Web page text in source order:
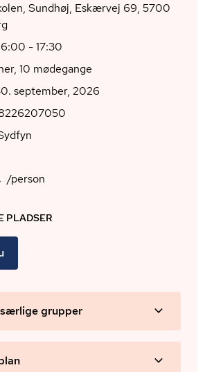
Sundhøj, Eskærvej 69, 5700
- 17:30
10 mødegange
september, 2026
/person
PLADSER
grupper